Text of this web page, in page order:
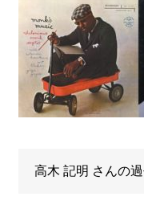
「沖野好洋氏と語
アンミュージック ...
高木 記明 さんの